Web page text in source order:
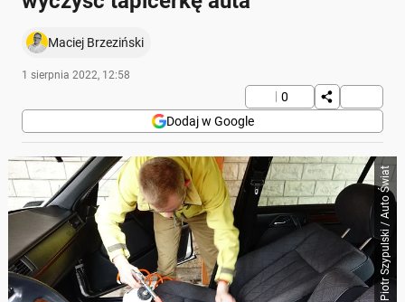
Maciej Brzeziński
1 sierpnia 2022, 12:58
0
Dodaj w Google
Piotr Szypulski / Auto Świat